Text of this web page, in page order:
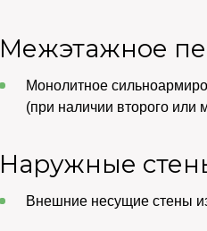
Межэтажное
Монолитное
(при наличии второго или
Наружные
Внешние несущие стены